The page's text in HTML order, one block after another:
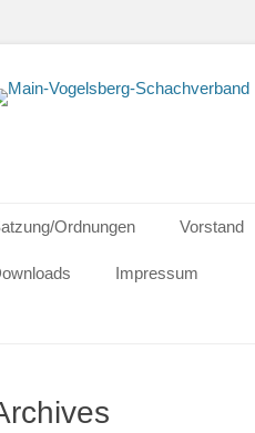
Menü
Ordnungen Vorstand
Impressum